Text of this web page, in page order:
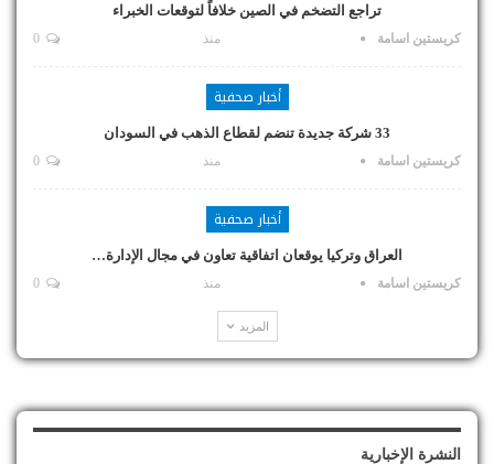
تراجع التضخم في الصين خلافاً لتوقعات الخبراء
كريستين اسامة منذ
أخبار صحفية
33 شركة جديدة تنضم لقطاع الذهب في السودان
كريستين اسامة منذ
أخبار صحفية
العراق وتركيا يوقعان اتفاقية تعاون في مجال الإدارة…
كريستين اسامة منذ
المزيد
النشرة الإخبارية